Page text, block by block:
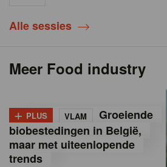
Alle sessies
Meer Food industry
+ PLUS VLAM
Groeiende
biobestedingen in België,
maar met uiteenlopende
trends